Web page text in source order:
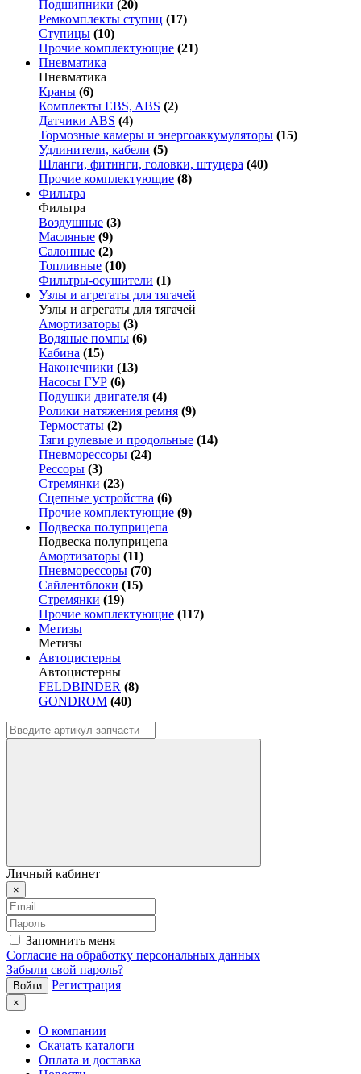
Подшипники (20)
Ремкомплекты ступиц (17)
Ступицы (10)
Прочие комплектующие (21)
Пневматика
Пневматика
Краны (6)
Комплекты EBS, ABS (2)
Датчики ABS (4)
Тормозные камеры и энергоаккумуляторы (15)
Удлинители, кабели (5)
Шланги, фитинги, головки, штуцера (40)
Прочие комплектующие (8)
Фильтра
Фильтра
Воздушные (3)
Масляные (9)
Салонные (2)
Топливные (10)
Фильтры-осушители (1)
Узлы и агрегаты для тягачей
Узлы и агрегаты для тягачей
Амортизаторы (3)
Водяные помпы (6)
Кабина (15)
Наконечники (13)
Насосы ГУР (6)
Подушки двигателя (4)
Ролики натяжения ремня (9)
Термостаты (2)
Тяги рулевые и продольные (14)
Пневморессоры (24)
Рессоры (3)
Стремянки (23)
Сцепные устройства (6)
Прочие комплектующие (9)
Подвеска полуприцепа
Подвеска полуприцепа
Амортизаторы (11)
Пневморессоры (70)
Сайлентблоки (15)
Стремянки (19)
Прочие комплектующие (117)
Метизы
Метизы
Автоцистерны
Автоцистерны
FELDBINDER (8)
GONDROM (40)
Личный кабинет
×
Запомнить меня
Согласие на обработку персональных данных
Забыли свой пароль?
Регистрация
×
О компании
Скачать каталоги
Оплата и доставка